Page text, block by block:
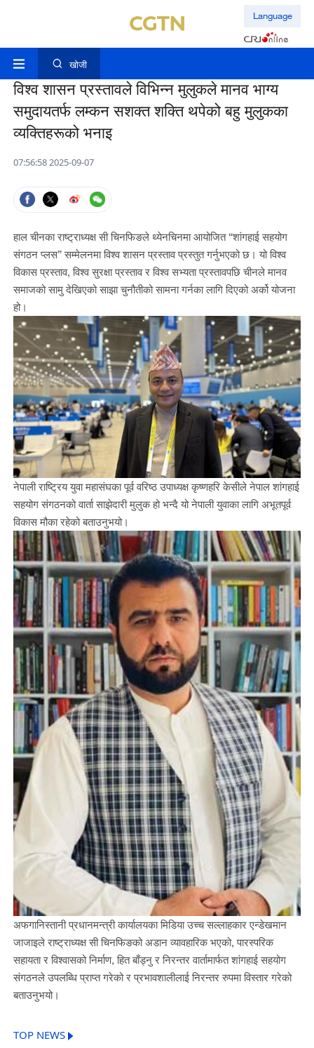
Language
खोजी
विश्व शासन प्रस्तावले विभिन्न मुलुकले मानव भाग्य
समुदायतर्फ लम्कन सशक्त शक्ति थपेको बहु मुलुकका
व्यक्तिहरूको भनाइ
07:56:58 2025-09-07
हाल चीनका राष्ट्राध्यक्ष सी चिनफिङले थ्येनचिनमा आयोजित “शांगहाई सहयोग
संगठन प्लस” सम्मेलनमा विश्व शासन प्रस्ताव प्रस्तुत गर्नुभएको छ। यो विश्व
विकास प्रस्ताव, विश्व सुरक्षा प्रस्ताव र विश्व सभ्यता प्रस्तावपछि चीनले मानव
समाजको सामु देखिएको साझा चुनौतीको सामना गर्नका लागि दिएको अर्को योजना
हो।
नेपाली राष्ट्रिय युवा महासंघका पूर्व वरिष्ठ उपाध्यक्ष कृष्णहरि केसीले नेपाल शांगहाई
सहयोग संगठनको वार्ता साझेदारी मुलुक हो भन्दै यो नेपाली युवाका लागि अभूतपूर्व
विकास मौका रहेको बताउनुभयो।
अफगानिस्तानी प्रधानमन्त्री कार्यालयका मिडिया उच्च सल्लाहकार एन्डेखमान
जाजाइले राष्ट्राध्यक्ष सी चिनफिङको अडान व्यावहारिक भएको, पारस्परिक
सहायता र विश्वासको निर्माण, हित बाँड्नु र निरन्तर वार्तामार्फत शांगहाई सहयोग
संगठनले उपलब्धि प्राप्त गरेको र प्रभावशालीलाई निरन्तर रुपमा विस्तार गरेको
बताउनुभयो।
TOP NEWS